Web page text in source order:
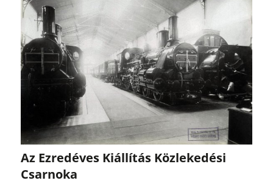
Az Ezredéves Kiállítás Közlekedési
Csarnoka